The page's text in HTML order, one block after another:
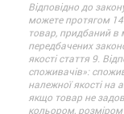
Відповідно до
можете протягом
товар, придбаний в
передбачених
якості стаття 9.
споживачів»:
належної якості на
якщо товар не
кольором,